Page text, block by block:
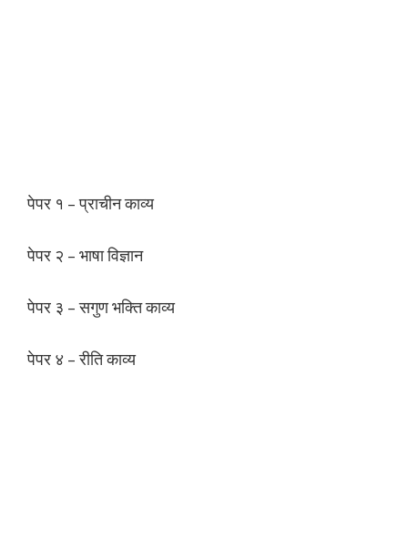
पेपर १ – प्राचीन काव्य
पेपर २ – भाषा विज्ञान
पेपर ३ – सगुण भक्ति काव्य
पेपर ४ – रीति काव्य